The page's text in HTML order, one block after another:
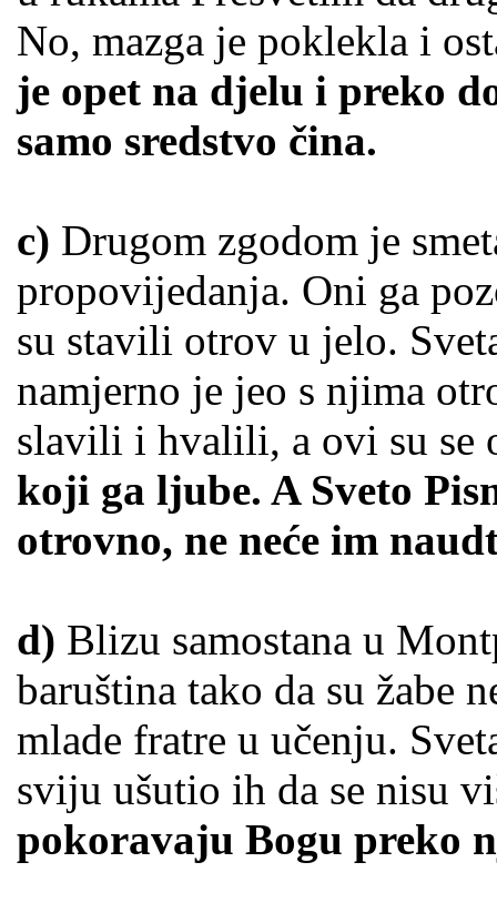
No, mazga je poklekla i
je opet na djelu i preko
samo sredstvo čina.
c) Drugom zgodom je
propovijedanja. Oni ga
su stavili otrov u jelo.
namjerno je jeo s njima
slavili i hvalili, a ovi su se
koji ga ljube. A Sveto
otrovno, ne neće im
d) Blizu samostana u
baruština tako da su žabe
mlade fratre u učenju.
sviju ušutio ih da se nisu
pokoravaju Bogu preko